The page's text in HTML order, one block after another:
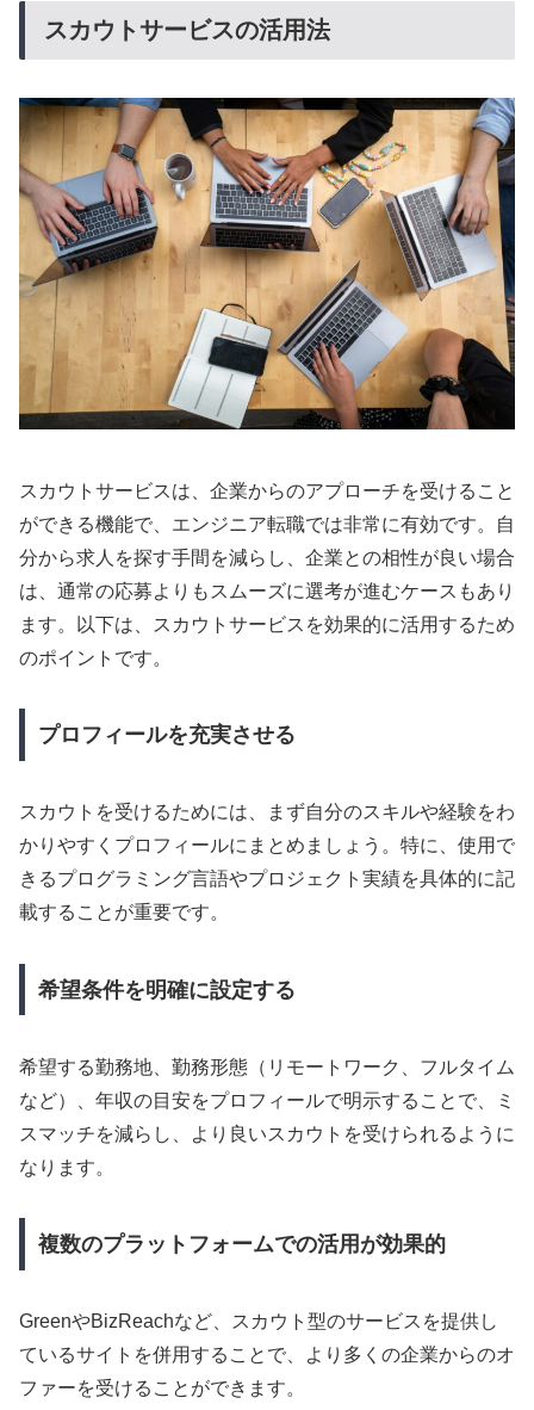
スカウトサービスの活用法
スカウトサービスは、企業からのアプローチを受けること
ができる機能で、エンジニア転職では非常に有効です。自
分から求人を探す手間を減らし、企業との相性が良い場合
は、通常の応募よりもスムーズに選考が進むケースもあり
ます。以下は、スカウトサービスを効果的に活用するため
のポイントです。
プロフィールを充実させる
スカウトを受けるためには、まず自分のスキルや経験をわ
かりやすくプロフィールにまとめましょう。特に、使用で
きるプログラミング言語やプロジェクト実績を具体的に記
載することが重要です。
希望条件を明確に設定する
希望する勤務地、勤務形態（リモートワーク、フルタイム
など）、年収の目安をプロフィールで明示することで、ミ
スマッチを減らし、より良いスカウトを受けられるように
なります。
複数のプラットフォームでの活用が効果的
GreenやBizReachなど、スカウト型のサービスを提供し
ているサイトを併用することで、より多くの企業からのオ
ファーを受けることができます。